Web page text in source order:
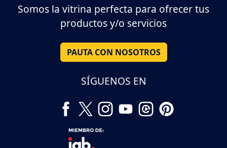
Somos la vitrina perfecta para ofrecer tus
productos y/o servicios
PAUTA CON NOSOTROS
SÍGUENOS EN